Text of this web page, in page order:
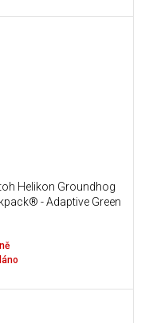
Helikon Groundhog
- Adaptive Green